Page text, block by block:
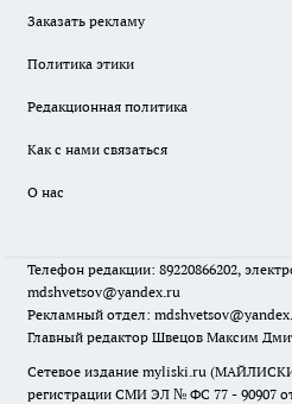
Заказать рекламу
Политика этики
Редакционная политика
Как с нами связаться
О нас
Телефон редакции: 89220866202,
mdshvetsov@yandex.ru
Рекламный отдел:
Главный редактор Швецов Максим
Сетевое издание myliski.ru
регистрации СМИ ЭЛ № ФС 77 - 90907 от